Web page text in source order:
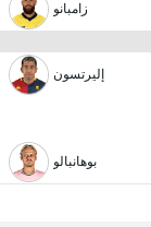
زامبانو
إليرتسون
بوهانبالو